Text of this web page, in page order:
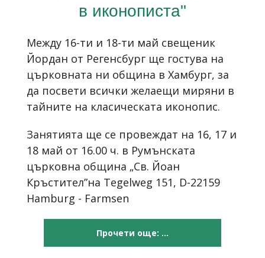
в иконописта"
Между 16-ти и 18-ти май свещеник
Йордан от Регенсбург ще гостува на
църковната ни община в Хамбург, за
да посвети всички желаещи миряни в
тайните на класическата иконопис.
Занятията ще се провеждат на 16, 17 и
18 май от 16.00 ч. в Румънската
църковна община „Св. Йоан
Кръстител”на Tegelweg 151, D-22159
Hamburg - Farmsen
Прочети още: ...